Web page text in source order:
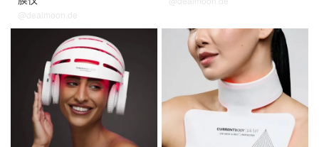
@dealmoon.de